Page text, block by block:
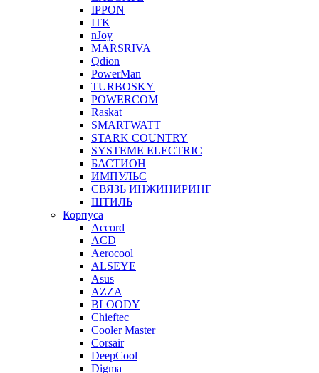
IPPON
ITK
nJoy
MARSRIVA
Qdion
PowerMan
TURBOSKY
POWERCOM
Raskat
SMARTWATT
STARK COUNTRY
SYSTEME ELECTRIC
БАСТИОН
ИМПУЛЬС
СВЯЗЬ ИНЖИНИРИНГ
ШТИЛЬ
Корпуса
Accord
ACD
Aerocool
ALSEYE
Asus
AZZA
BLOODY
Chieftec
Cooler Master
Corsair
DeepCool
Digma